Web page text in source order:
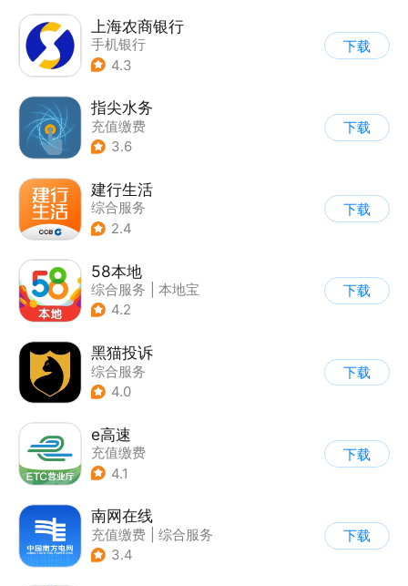
上海农商银行
手机银行
4.3
下载
指尖水务
充值缴费
3.6
下载
建行生活
综合服务
2.4
下载
58本地
综合服务
本地宝
4.2
下载
黑猫投诉
综合服务
4.0
下载
e高速
充值缴费
4.1
下载
南网在线
充值缴费
综合服务
3.4
下载